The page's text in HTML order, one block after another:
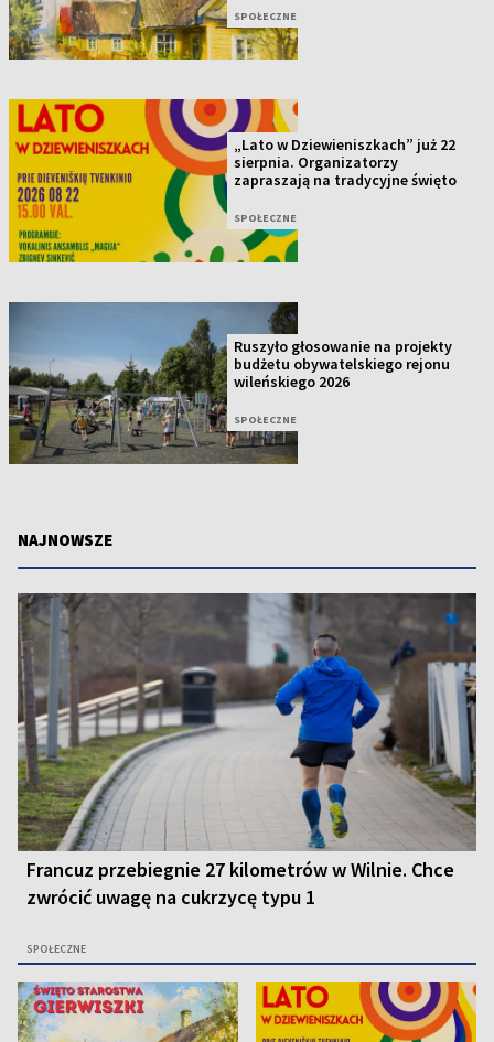
SPOŁECZNE
„Lato w Dziewieniszkach” już 22
sierpnia. Organizatorzy
zapraszają na tradycyjne święto
SPOŁECZNE
Ruszyło głosowanie na projekty
budżetu obywatelskiego rejonu
wileńskiego 2026
SPOŁECZNE
NAJNOWSZE
Francuz przebiegnie 27 kilometrów w Wilnie. Chce
zwrócić uwagę na cukrzycę typu 1
SPOŁECZNE